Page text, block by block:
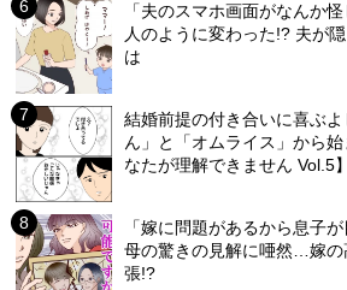
「夫のスマホ画面がなんか
人のように変わった!? 夫が
は
結婚前提の付き合いに喜ぶ
ん」と「オムライス」から
なたが理解できません Vol.5】
「嫁に問題があるから息子
母の驚きの見解に唖然…嫁の
張!?